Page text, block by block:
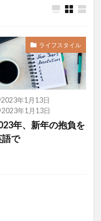
ライフスタイル
2023年1月13日
2023年1月13日
年、新年の抱負を
で